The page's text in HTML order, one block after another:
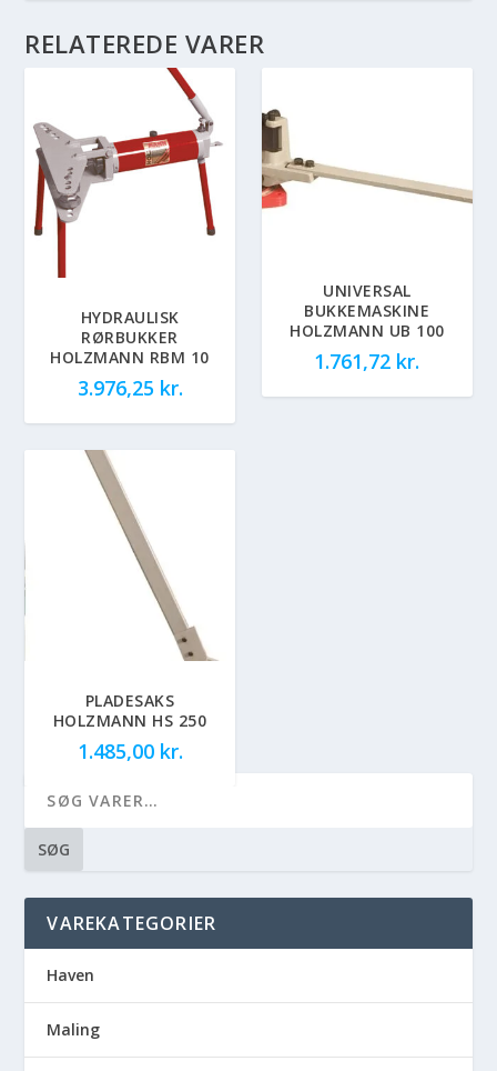
RELATEREDE VARER
HYDRAULISK
RØRBUKKER
HOLZMANN RBM 10
3.976,25 kr.
UNIVERSAL
BUKKEMASKINE
HOLZMANN UB 100
1.761,72 kr.
PLADESAKS
HOLZMANN HS 250
1.485,00 kr.
SØG
VAREKATEGORIER
Haven
Maling